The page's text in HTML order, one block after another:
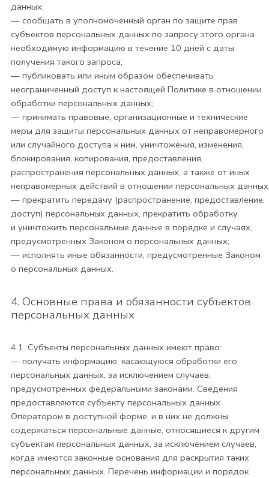
данных;
— сообщать в уполномоченный орган по защите прав
субъектов персональных данных по запросу этого органа
необходимую информацию в течение 10 дней с даты
получения такого запроса;
— публиковать или иным образом обеспечивать
неограниченный доступ к настоящей Политике в отношении
обработки персональных данных;
— принимать правовые, организационные и технические
меры для защиты персональных данных от неправомерного
или случайного доступа к ним, уничтожения, изменения,
блокирования, копирования, предоставления,
распространения персональных данных, а также от иных
неправомерных действий в отношении персональных
— прекратить передачу (распространение, предоставление,
доступ) персональных данных, прекратить обработку
и уничтожить персональные данные в порядке и случаях,
предусмотренных Законом о персональных данных;
— исполнять иные обязанности, предусмотренные Законом
о персональных данных.
4. Основные права и обязанности субъектов
персональных данных
4.1. Субъекты персональных данных имеют право:
— получать информацию, касающуюся обработки его
персональных данных, за исключением случаев,
предусмотренных федеральными законами. Сведения
предоставляются субъекту персональных данных
Оператором в доступной форме, и в них не должны
содержаться персональные данные, относящиеся к другим
субъектам персональных данных, за исключением случаев,
когда имеются законные основания для раскрытия таких
персональных данных. Перечень информации и порядок